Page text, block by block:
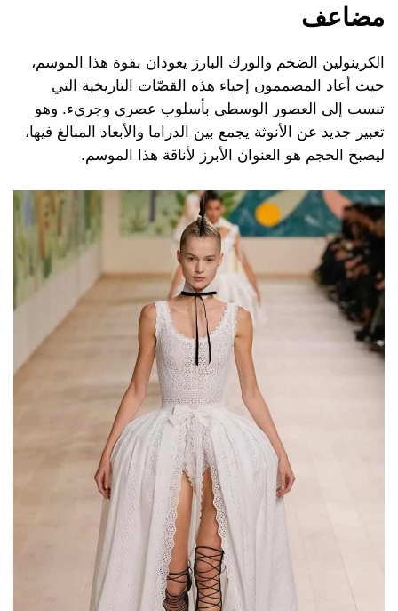
مضاعف
الكرينولين الضخم والورك البارز يعودان بقوة هذا الموسم،
حيث أعاد المصممون إحياء هذه القصّات التاريخية التي
تنسب إلى العصور الوسطى بأسلوب عصري وجريء. وهو
تعبير جديد عن الأنوثة يجمع بين الدراما والأبعاد المبالغ فيها،
ليصبح الحجم هو العنوان الأبرز لأناقة هذا الموسم.